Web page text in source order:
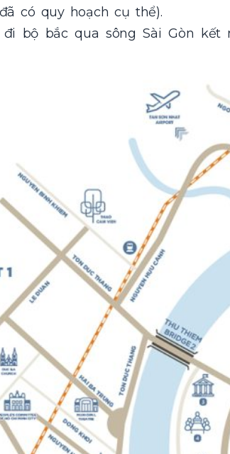
có quy hoạch cụ thể).
bộ bắc qua sông Sài Gòn kết